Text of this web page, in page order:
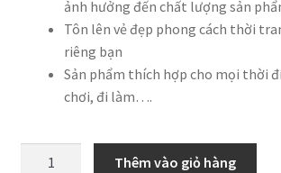
ảnh hưởng đến chất lượng sản
Tôn lên vẻ đẹp phong cách thời
riêng bạn
Sản phẩm thích hợp cho mọi thời
chơi, đi làm….
Thêm vào giỏ hàng